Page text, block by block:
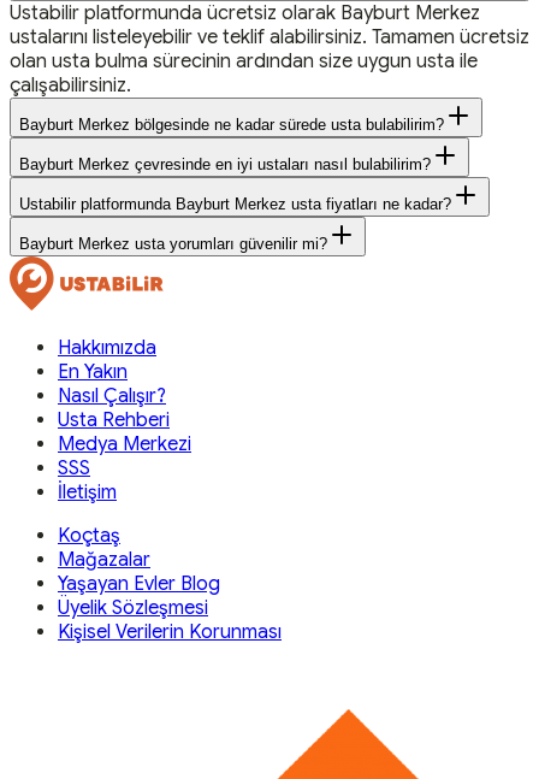
Ustabilir platformunda ücretsiz olarak Bayburt Merkez
ustalarını listeleyebilir ve teklif alabilirsiniz. Tamamen ücretsiz
olan usta bulma sürecinin ardından size uygun usta ile
çalışabilirsiniz.
Bayburt Merkez bölgesinde ne kadar sürede usta bulabilirim?
Bayburt Merkez çevresinde en iyi ustaları nasıl bulabilirim?
Ustabilir platformunda Bayburt Merkez usta fiyatları ne kadar?
Bayburt Merkez usta yorumları güvenilir mi?
Hakkımızda
En Yakın
Nasıl Çalışır?
Usta Rehberi
Medya Merkezi
SSS
İletişim
Koçtaş
Mağazalar
Yaşayan Evler Blog
Üyelik Sözleşmesi
Kişisel Verilerin Korunması